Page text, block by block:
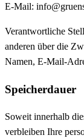
E-Mail:
Verantwortliche
anderen über die
Namen, E-Mail-
Speicherdauer
Soweit innerhalb
verbleiben Ihre